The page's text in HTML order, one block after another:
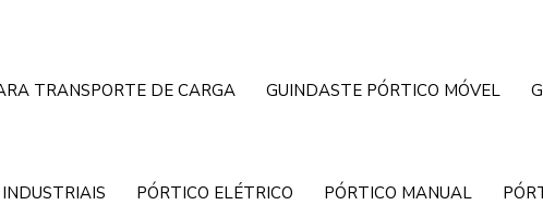
TRANSPORTE DE CARGA GUINDASTE PÓRTICO MÓVEL
PÓRTICO ELÉTRICO PÓRTICO MANUAL